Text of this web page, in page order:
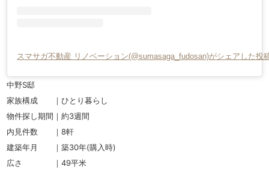
スマサガ不動産 リノベーション(@sumasaga_fudosan)がシェアした投
中野S邸
家族構成 ｜ひとり暮らし
物件探し期間｜約3週間
内見件数 ｜8軒
建築年月 ｜築30年(購入時)
広さ ｜49平米